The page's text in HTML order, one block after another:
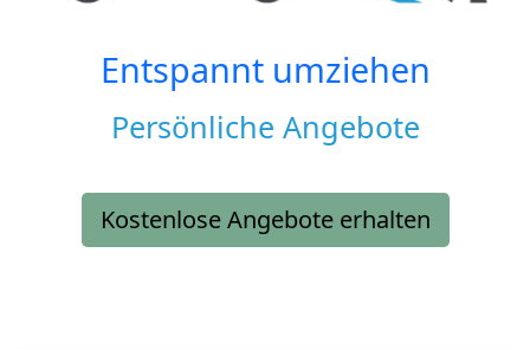
Entspannt umziehen
Persönliche Angebote
Kostenlose Angebote erhalten